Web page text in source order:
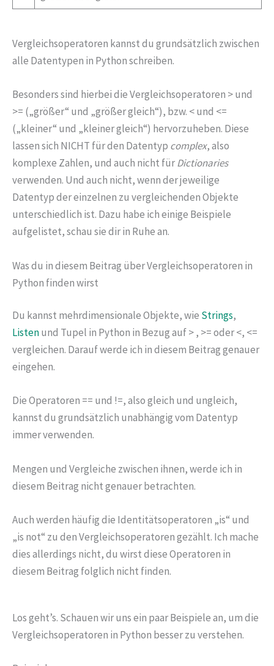
Vergleichsoperatoren kannst du grundsätzlich zwischen
alle Datentypen in Python schreiben.
Besonders sind hierbei die Vergleichsoperatoren > und
>= („größer“ und „größer gleich“), bzw. < und <=
(„kleiner“ und „kleiner gleich“) hervorzuheben. Diese
lassen sich NICHT für den Datentyp complex, also
komplexe Zahlen, und auch nicht fürDictionaries
verwenden. Und auch nicht, wenn der jeweilige
Datentyp der einzelnen zu vergleichenden Objekte
unterschiedlich ist. Dazu habe ich einige Beispiele
aufgelistet, schau sie dir in Ruhe an.
Was du in diesem Beitrag über Vergleichsoperatoren in
Python finden wirst
Du kannst mehrdimensionale Objekte, wie Strings,
Listenund Tupel in Python in Bezug auf > , >= oder <, <=
vergleichen. Darauf werde ich in diesem Beitrag genauer
eingehen.
Die Operatoren == und !=, also gleich und ungleich,
kannst du grundsätzlich unabhängig vom Datentyp
immer verwenden.
Mengen und Vergleiche zwischen ihnen, werde ich in
diesem Beitrag nicht genauer betrachten.
Auch werden häufig die Identitätsoperatoren „is“ und
„is not“ zu den Vergleichsoperatoren gezählt. Ich mache
dies allerdings nicht, du wirst diese Operatoren in
diesem Beitrag folglich nicht finden.
Los geht’s. Schauen wir uns ein paar Beispiele an, um die
Vergleichsoperatoren in Python besser zu verstehen.